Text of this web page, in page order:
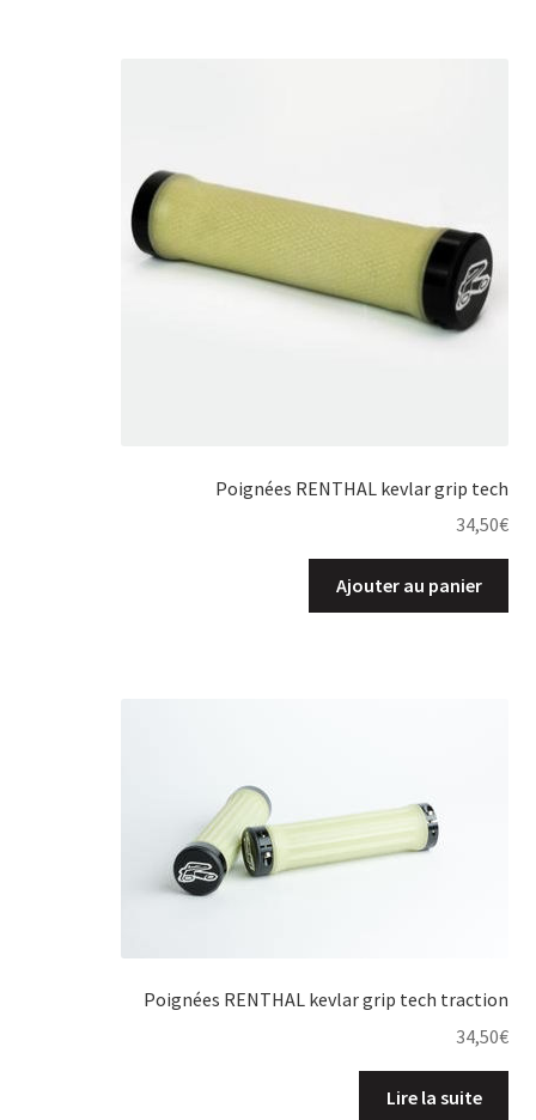
Poignées RENTHAL kevlar grip tech
34,50€
Ajouter au panier
Poignées RENTHAL kevlar grip tech traction
34,50€
Lire la suite